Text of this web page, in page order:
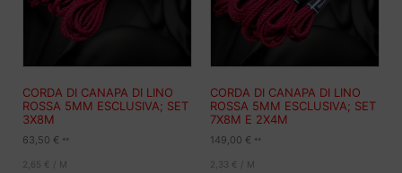
CORDA DI CANAPA DI LINO
ROSSA 5MM ESCLUSIVA; SET
3X8M
63,50 € **
2,65 €
M
CORDA DI CANAPA DI LINO
ROSSA 5MM ESCLUSIVA; SET
7X8M E 2X4M
149,00 € **
2,33 €
M